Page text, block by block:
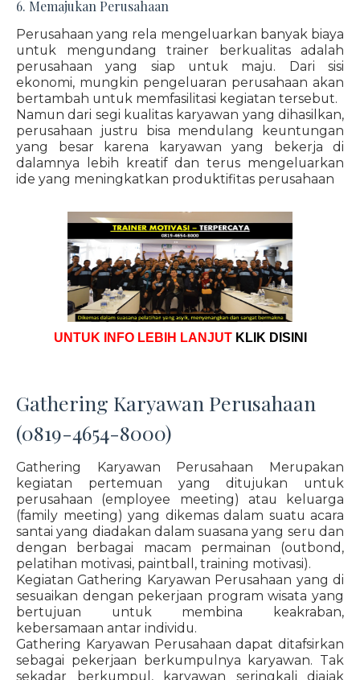
6. Memajukan Perusahaan
Perusahaan yang rela mengeluarkan banyak biaya
untuk mengundang trainer berkualitas adalah
perusahaan yang siap untuk maju. Dari sisi
ekonomi, mungkin pengeluaran perusahaan akan
bertambah untuk memfasilitasi kegiatan tersebut.
Namun dari segi kualitas karyawan yang dihasilkan,
perusahaan justru bisa mendulang keuntungan
yang besar karena karyawan yang bekerja di
dalamnya lebih kreatif dan terus mengeluarkan
ide yang meningkatkan produktifitas perusahaan
UNTUK INFO LEBIH LANJUT KLIK DISINI
Gathering Karyawan Perusahaan
(0819-4654-8000)
Gathering Karyawan Perusahaan Merupakan
kegiatan pertemuan yang ditujukan untuk
perusahaan (employee meeting) atau keluarga
(family meeting) yang dikemas dalam suatu acara
santai yang diadakan dalam suasana yang seru dan
dengan berbagai macam permainan (outbond,
pelatihan motivasi, paintball, training motivasi).
Kegiatan Gathering Karyawan Perusahaan yang di
sesuaikan dengan pekerjaan program wisata yang
bertujuan untuk membina keakraban,
kebersamaan antar individu.
Gathering Karyawan Perusahaan dapat ditafsirkan
sebagai pekerjaan berkumpulnya karyawan. Tak
sekadar berkumpul, karyawan seringkali diajak